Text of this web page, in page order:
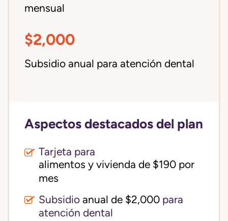
mensual
$2,000
Subsidio anual para atención dental
Aspectos destacados del plan
Tarjeta para
alimentos y vivienda de $190 por
mes
Subsidio anual de $2,000 para
atención dental